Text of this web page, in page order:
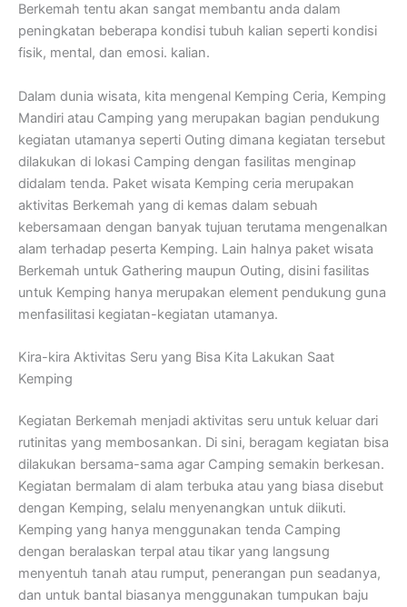
Berkemah tentu akan sangat membantu anda dalam
peningkatan beberapa kondisi tubuh kalian seperti kondisi
fisik, mental, dan emosi. kalian.
Dalam dunia wisata, kita mengenal Kemping Ceria, Kemping
Mandiri atau Camping yang merupakan bagian pendukung
kegiatan utamanya seperti Outing dimana kegiatan tersebut
dilakukan di lokasi Camping dengan fasilitas menginap
didalam tenda. Paket wisata Kemping ceria merupakan
aktivitas Berkemah yang di kemas dalam sebuah
kebersamaan dengan banyak tujuan terutama mengenalkan
alam terhadap peserta Kemping. Lain halnya paket wisata
Berkemah untuk Gathering maupun Outing, disini fasilitas
untuk Kemping hanya merupakan element pendukung guna
menfasilitasi kegiatan-kegiatan utamanya.
Kira-kira Aktivitas Seru yang Bisa Kita Lakukan Saat
Kemping
Kegiatan Berkemah menjadi aktivitas seru untuk keluar dari
rutinitas yang membosankan. Di sini, beragam kegiatan bisa
dilakukan bersama-sama agar Camping semakin berkesan.
Kegiatan bermalam di alam terbuka atau yang biasa disebut
dengan Kemping, selalu menyenangkan untuk diikuti.
Kemping yang hanya menggunakan tenda Camping
dengan beralaskan terpal atau tikar yang langsung
menyentuh tanah atau rumput, penerangan pun seadanya,
dan untuk bantal biasanya menggunakan tumpukan baju